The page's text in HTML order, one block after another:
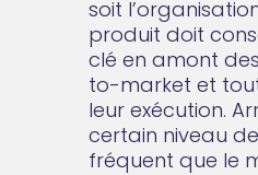
soit
produit doit
clé en amont
to-market et
leur exécution.
certain niveau
fréquent que le